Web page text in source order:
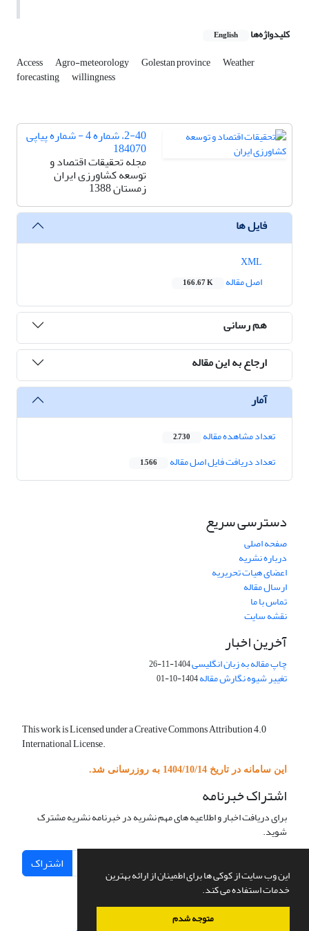
این وب سایت از کوکی ها برای اطمینان از ارائه بهترین
خدمات استفاده می کند.
متوجه شدم
کلیدواژه‌ها English
Access Agro-meteorology Golestan province Weather
forecasting willingness
2-40، شماره 4 - شماره پیاپی
184070
مجله تحقیقات اقتصاد و
توسعه کشاورزی ایران
زمستان 1388
فایل ها
اصل مقاله
166.67 K
هم رسانی
ارجاع به این مقاله
آمار
تعداد مشاهده مقاله 2,730
تعداد دریافت فایل اصل مقاله 1,566
دسترسی سریع
صفحه اصلی
درباره نشریه
اعضای هیات تحریریه
ارسال مقاله
تماس با ما
نقشه سایت
آخرین اخبار
چاپ مقاله به زبان انگلیسی1404-11-26
تغییر شیوه نگارش مقاله1404-10-01
This work is Licensed under a Creative Commons Attribution 4.0
International License.
این سامانه در تاریخ 1404/10/14 به روزرسانی شد.
اشتراک خبرنامه
برای دریافت اخبار و اطلاعیه های مهم نشریه در خبرنامه نشریه مشترک
شوید.
اشتراک